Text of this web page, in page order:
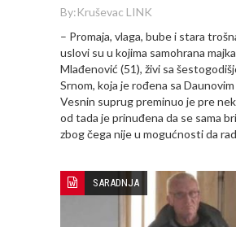
By:Kruševac LINK
– Promaja, vlaga, bube i stara
uslovi su u kojima samohrana
Mlađenović (51), živi sa
Srnom, koja je rođena sa
Vesnin suprug preminuo je pre
od tada je prinuđena da se sama
zbog čega nije u mogućnosti da
SARADNJA